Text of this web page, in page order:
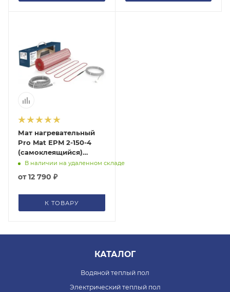
Мат нагревательный
Pro Mat EPM 2-150-4
(самоклеящийся)
Electrolux, НС-1128306
В наличии на удаленном складе
от12 790 ₽
К ТОВАРУ
КАТАЛОГ
Водяной теплый пол
Электрический теплый пол